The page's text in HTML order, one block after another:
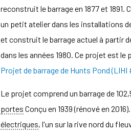
reconstruit le barrage en 1877 et 1891.
un petit atelier dans les installations
et construit le barrage actuel à partir
dans les années 1980. Ce projet est le
Projet de barrage de Hunts Pond (LIHI
Le projet comprend un barrage de
portes Conçu en 1939 (rénové en
électriques, l'un sur la rive nord du